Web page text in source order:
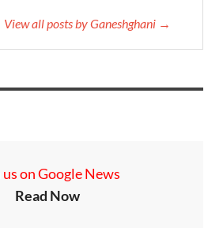
View all posts by Ganeshghani →
us on Google News
Read Now